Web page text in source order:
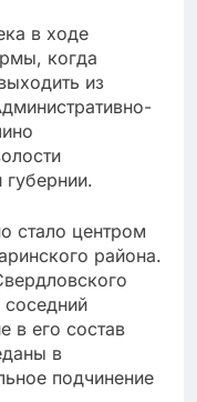
в ходе
когда
из
губернии.
стало центром
района.
в его состав
в
подчинение